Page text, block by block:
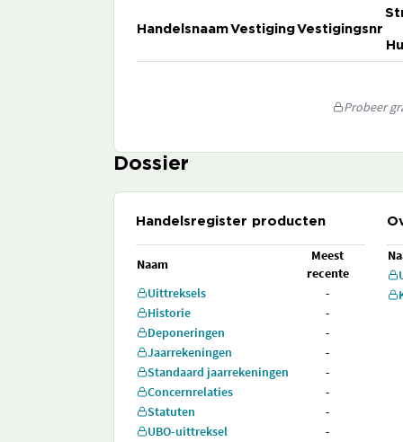
HandelsnaamVestigingVestigingsnr
Probeer
Dossier
Handelsregister producten
Naam
Meest
recente
Uittreksels
-
Historie
-
Deponeringen
-
Jaarrekeningen
-
Standaard jaarrekeningen
-
Concernrelaties
-
Statuten
-
UBO-uittreksel
-